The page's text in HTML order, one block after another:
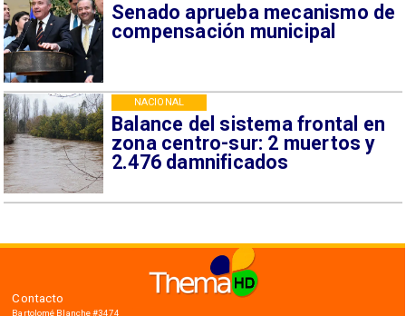
Senado aprueba mecanismo de
compensación municipal
Balance del sistema frontal en
zona centro-sur: 2 muertos y
2.476 damnificados
NACIONAL
Contacto
Bartolomé Blanche #3474